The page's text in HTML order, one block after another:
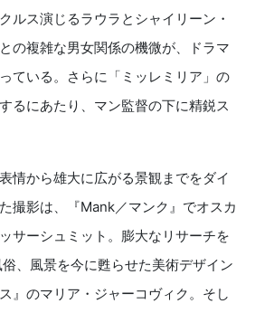
ルス演じるラウラとシャイリーン・
の複雑な男女関係の機微が、ドラマ
ている。さらに「ミッレミリア」の
るにあたり、マン監督の下に精鋭ス
情から雄大に広がる景観までをダイ
撮影は、『Mank／マンク』でオスカ
サーシュミット。膨大なリサーチを
、風景を今に甦らせた美術デザイン
』のマリア・ジャーコヴィク。そし